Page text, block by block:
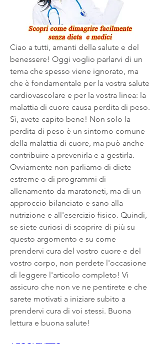
Ciao a tutti, amanti della salute e del
benessere! Oggi voglio parlarvi di un
tema che spesso viene ignorato, ma
che è fondamentale per la vostra salute
cardiovascolare e per la vostra linea: la
malattia di cuore causa perdita di peso.
Sì, avete capito bene! Non solo la
perdita di peso è un sintomo comune
della malattia di cuore, ma può anche
contribuire a prevenirla e a gestirla.
Ovviamente non parliamo di diete
estreme o di programmi di
allenamento da maratoneti, ma di un
approccio bilanciato e sano alla
nutrizione e all'esercizio fisico. Quindi,
se siete curiosi di scoprire di più su
questo argomento e su come
prendervi cura del vostro cuore e del
vostro corpo, non perdete l'occasione
di leggere l'articolo completo! Vi
assicuro che non ve ne pentirete e che
sarete motivati a iniziare subito a
prendervi cura di voi stessi. Buona
lettura e buona salute!